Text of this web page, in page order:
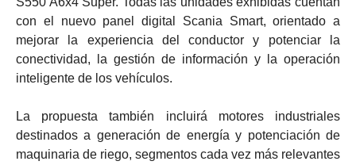
con el nuevo panel digital Scania Smart, orientado a
mejorar la experiencia del conductor y potenciar la
conectividad, la gestión de información y la operación
inteligente de los vehículos.
La propuesta también incluirá motores industriales
destinados a generación de energía y potenciación de
maquinaria de riego, segmentos cada vez más relevantes